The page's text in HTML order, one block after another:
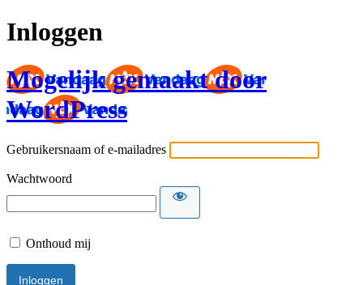
Inloggen
Mogelijk gemaakt door
WordPress
Gebruikersnaam of e-mailadres
Wachtwoord
Onthoud mij